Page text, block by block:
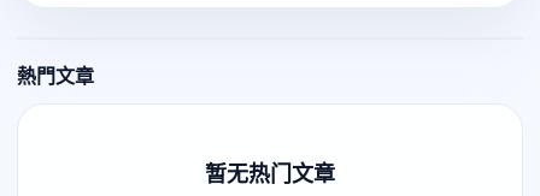
熱門文章
暂无热门文章